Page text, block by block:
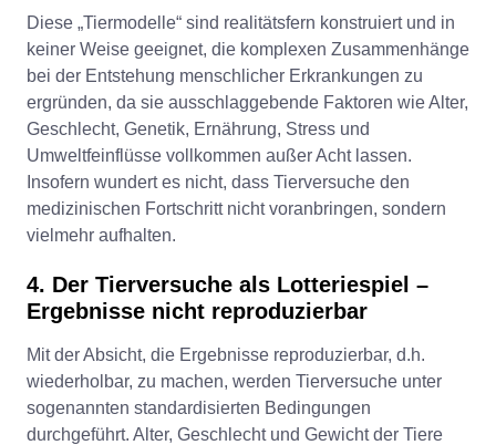
Diese „Tiermodelle“ sind realitätsfern konstruiert und in
keiner Weise geeignet, die komplexen Zusammenhänge
bei der Entstehung menschlicher Erkrankungen zu
ergründen, da sie ausschlaggebende Faktoren wie Alter,
Geschlecht, Genetik, Ernährung, Stress und
Umweltfeinflüsse vollkommen außer Acht lassen.
Insofern wundert es nicht, dass Tierversuche den
medizinischen Fortschritt nicht voranbringen, sondern
vielmehr aufhalten.
4. Der Tierversuche als Lotteriespiel –
Ergebnisse nicht reproduzierbar
Mit der Absicht, die Ergebnisse reproduzierbar, d.h.
wiederholbar, zu machen, werden Tierversuche unter
sogenannten standardisierten Bedingungen
durchgeführt. Alter, Geschlecht und Gewicht der Tiere